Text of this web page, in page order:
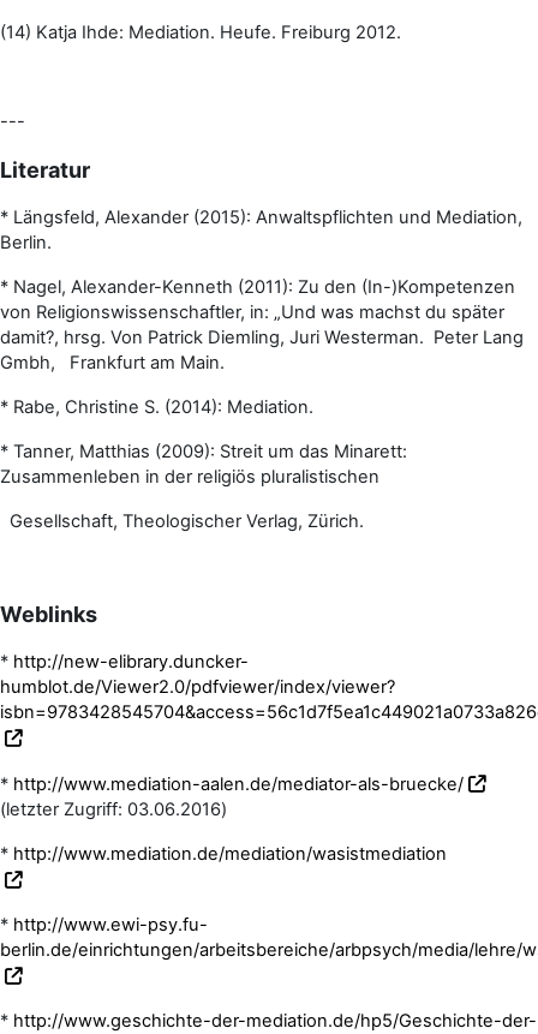
(14) Katja Ihde: Mediation. Heufe. Freiburg 2012.
---
Literatur
* Längsfeld, Alexander (2015): Anwaltspflichten und Mediation,
Berlin.
* Nagel, Alexander-Kenneth (2011): Zu den (In-)Kompetenzen
von Religionswissenschaftler, in: „Und was machst du später
damit?, hrsg. Von Patrick Diemling, Juri Westerman. Peter Lang
Gmbh, Frankfurt am Main.
* Rabe, Christine S. (2014): Mediation.
* Tanner, Matthias (2009): Streit um das Minarett:
Zusammenleben in der religiös pluralistischen
Gesellschaft, Theologischer Verlag, Zürich.
Weblinks
* http://new-elibrary.duncker-
humblot.de/Viewer2.0/pdfviewer/index/viewer?
* http://www.mediation-aalen.de/mediator-als-bruecke/
(letzter Zugriff: 03.06.2016)
* http://www.mediation.de/mediation/wasistmediation
* http://www.ewi-psy.fu-
berlin.de/einrichtungen/arbeitsbereiche/arbpsych/media/lehre/
* http://www.geschichte-der-mediation.de/hp5/Geschichte-der-